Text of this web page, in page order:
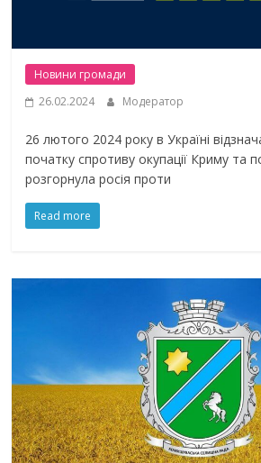
Новини громади
26.02.2024
Модератор
26 лютого 2024 року в Україні
початку спротиву окупації Криму та
розгорнула росія проти
Read more